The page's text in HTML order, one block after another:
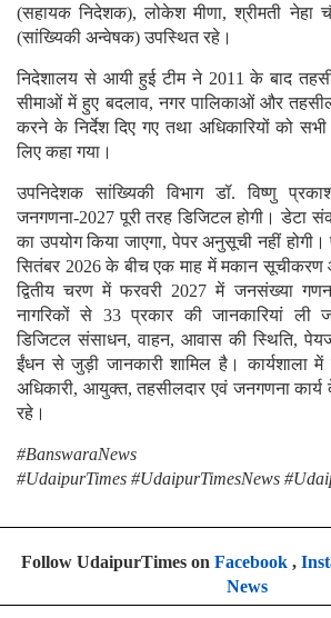
(सहायक निदेशक), लोकेश मीणा, श्रीमती नेहा
(सांख्यिकी अन्वेषक) उपस्थित रहे।
निदेशालय से आयी हुई टीम ने 2011 के बाद
सीमाओं में हुए बदलाव, नगर पालिकाओं और
करने के निर्देश दिए गए तथा अधिकारियों को
लिए कहा गया।
उपनिदेशक सांख्यिकी विभाग डॉ. विष्णु
जनगणना-2027 पूरी तरह डिजिटल होगी। डेटा
का उपयोग किया जाएगा, पेपर अनुसूची नहीं
सितंबर 2026 के बीच एक माह में मकान सूचीकरण
द्वितीय चरण में फरवरी 2027 में जनसंख्या
नागरिकों से 33 प्रकार की जानकारियां ली
डिजिटल संसाधन, वाहन, आवास की स्थिति,
ईंधन से जुड़ी जानकारी शामिल है। कार्यशाला
अधिकारी, आयुक्त, तहसीलदार एवं जनगणना कार्य
रहे।
#BanswaraNews
#UdaipurTimes #UdaipurTimesNews
Follow UdaipurTimes on Facebook,
News